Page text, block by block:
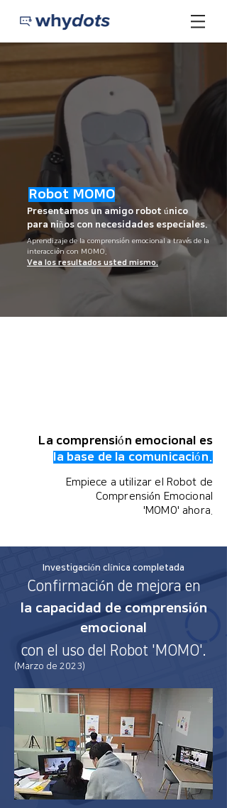
Robot MOMO
Presentamos un amigo robot único
para niños con necesidades especiales.
Aprendizaje de la comprensión emocional a través de la
interacción con MOMO.
Vea los resultados usted mismo.
La comprensión emocional es
la base de la comunicación.
Empiece a utilizar el Robot de
Comprensión Emocional
'MOMO' ahora.
Investigación clínica completada
Confirmación de mejora en
la capacidad de comprensión
emocional
con el uso del Robot 'MOMO'.
(Marzo de 2023)